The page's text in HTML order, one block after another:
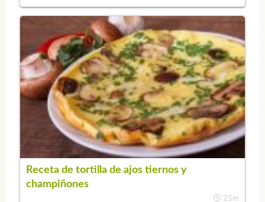
Receta de tortilla de ajos tiernos y
champiñones
25m